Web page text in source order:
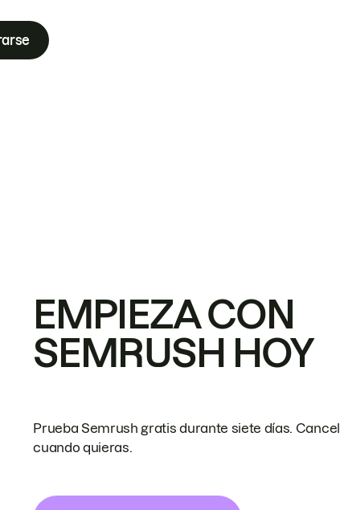
EMPIEZA CON
SEMRUSH HOY
Prueba Semrush gratis durante siete días.
cuando quieras.